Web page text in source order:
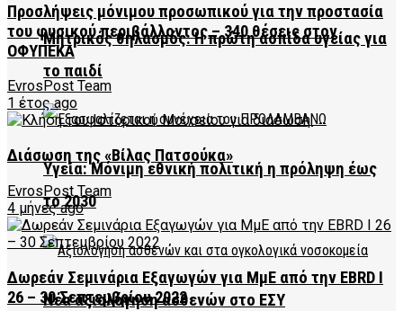
Μητρικός θηλασμός: Η πρώτη ασπίδα υγείας για
το παιδί
Υγεία: Μόνιμη εθνική πολιτική η πρόληψη έως
το 2030
Νέα αξιολόγηση ασθενών στο ΕΣΥ
Προσλήψεις μόνιμου προσωπικού για την προστασία
του φυσικού περιβάλλοντος – 340 θέσεις στον
ΟΦΥΠΕΚΑ
EvrosPost Team
1 έτος ago
Διάσωση της «Βίλας Πατσούκα»
EvrosPost Team
4 μήνες ago
Δωρεάν Σεμινάρια Εξαγωγών για ΜμΕ από την EBRD Ι
26 – 30 Σεπτεμβρίου 2022